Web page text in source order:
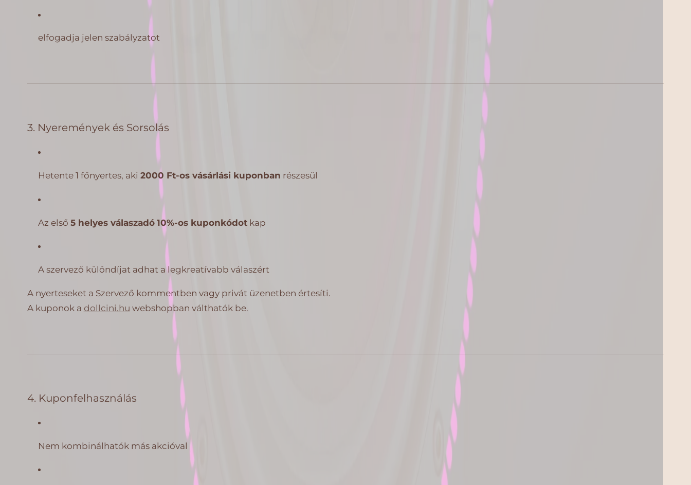
elfogadja jelen szabályzatot
3. Nyeremények és Sorsolás
Hetente 1 főnyertes, aki 2000 Ft-os vásárlási kuponban részesül
Az első 5 helyes válaszadó 10%-os kuponkódotkap
A szervező különdíjat adhat a legkreatívabb válaszért
A nyerteseket a Szervező kommentben vagy privát üzenetben értesíti.
A kuponok a dollcini.hu webshopban válthatók be.
4. Kuponfelhasználás
Nem kombinálhatók más akcióval